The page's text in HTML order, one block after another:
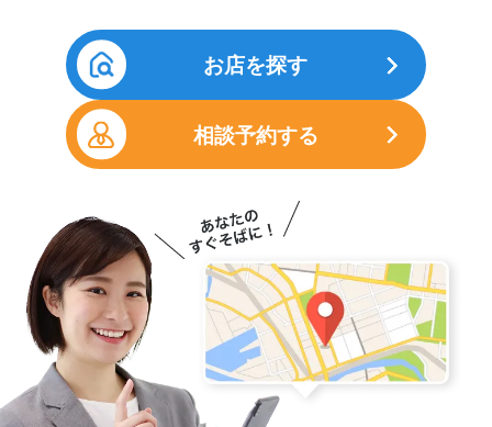
お店を探す
相談予約する